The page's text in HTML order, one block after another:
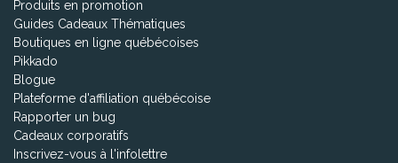
Produits en promotion
Guides Cadeaux Thématiques
Boutiques en ligne québécoises
Pikkado
Blogue
Plateforme d'affiliation québécoise
Rapporter un bug
Cadeaux corporatifs
Inscrivez-vous à l'infolettre